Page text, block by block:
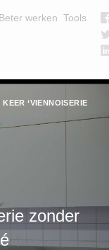
Beter werken Tools
‘VIENNOISERIE
zonder